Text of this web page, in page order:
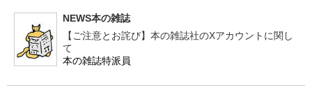
NEWS本の雑誌
【ご注意とお詫び】本の雑誌社のXアカウントに関し
て
本の雑誌特派員